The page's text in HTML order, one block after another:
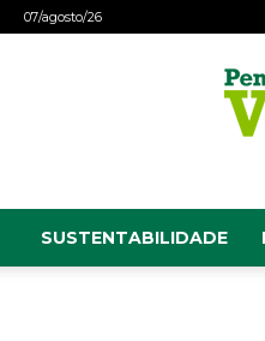
07/agosto/26
SUSTENTABILIDADE